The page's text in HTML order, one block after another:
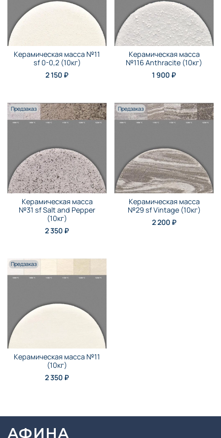
Керамическая масса №11
sf 0-0,2 (10кг)
2 150 ₽
Керамическая масса
№116 Anthraсite (10кг)
1 900 ₽
Предзаказ
Керамическая масса
№31 sf Salt and Pepper
(10кг)
2 350 ₽
Предзаказ
Керамическая масса
№29 sf Vintage (10кг)
2 200 ₽
Предзаказ
Керамическая масса №11
(10кг)
2 350 ₽
АФИНА